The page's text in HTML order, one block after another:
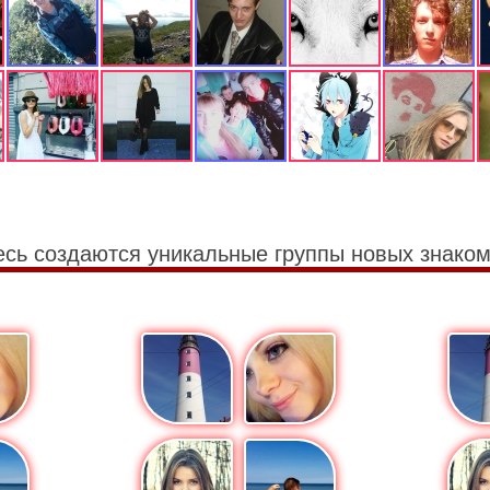
создаются уникальные группы новых